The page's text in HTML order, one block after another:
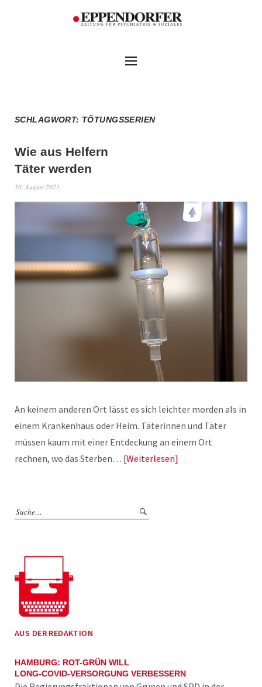
SCHLAGWORT: TÖTUNGSSERIEN
Wie aus Helfern
Täter werden
10. August 2023
An keinem anderen Ort lässt es sich leichter morden als in
einem Krankenhaus oder Heim. Täterinnen und Täter
müssen kaum mit einer Entdeckung an einem Ort
rechnen, wo das Sterben… Weiterlesen
AUS DER REDAKTION
HAMBURG: ROT-GRÜN WILL
LONG-COVID-VERSORGUNG VERBESSERN